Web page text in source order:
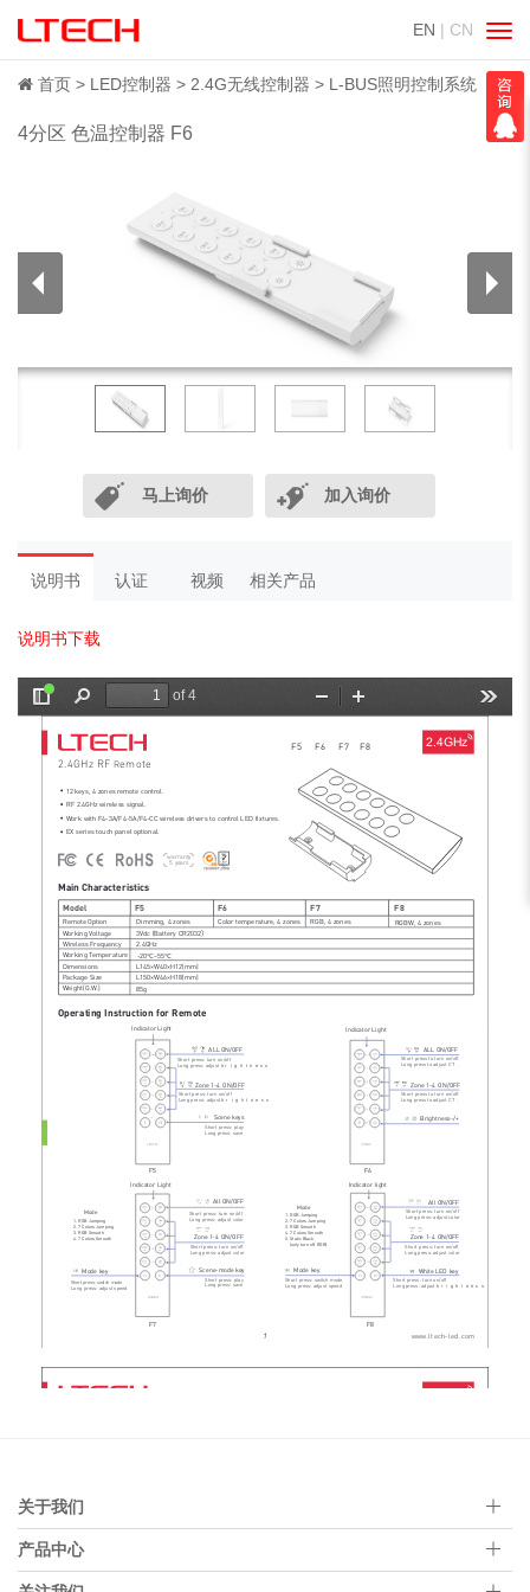
EN | CN
切
换
导
航
首页 LED控制器 2.4G无线控制器 L-BUS照明控制系统
4分区 色温控制器 F6
马上询价 加入询价
说明书 认证 视频 相关产品
说明书下载
关于我们
产品中心